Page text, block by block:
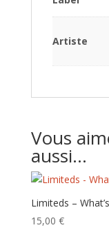
Artiste
Vous
aussi…
Limiteds –
15,00 €